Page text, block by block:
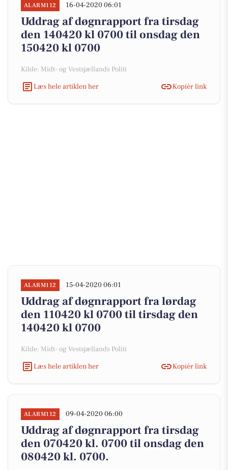
ALARM112 16-04-2020 06:01
Uddrag af døgnrapport fra tirsdag
den 140420 kl 0700 til onsdag den
150420 kl 0700
Kilde: Midt- og Vestsjællands Politi
Læs hele artiklen her
Kopiér link
ALARM112 15-04-2020 06:01
Uddrag af døgnrapport fra lørdag
den 110420 kl 0700 til tirsdag den
140420 kl 0700
Kilde: Midt- og Vestsjællands Politi
Læs hele artiklen her
Kopiér link
ALARM112 09-04-2020 06:00
Uddrag af døgnrapport fra tirsdag
den 070420 kl. 0700 til onsdag den
080420 kl. 0700.